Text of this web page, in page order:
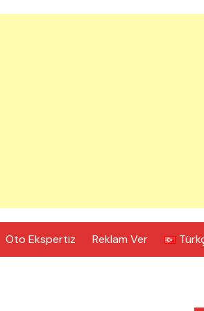
Oto Ekspertiz Reklam Ver